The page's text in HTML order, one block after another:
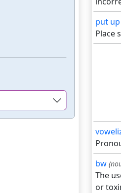
put up
Place
bw
The
or